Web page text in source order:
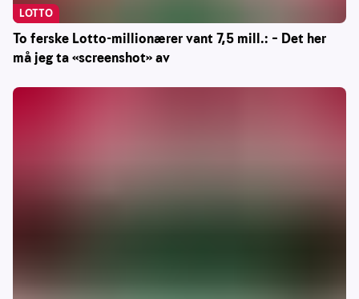
To ferske Lotto-millionærer vant 7,5 mill.: – Det her
må jeg ta «screenshot» av
LOTTO